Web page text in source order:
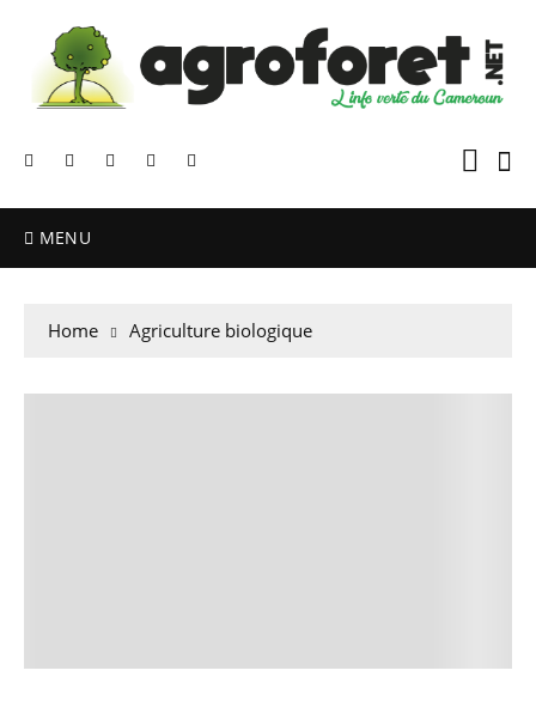
MENU
Home Agriculture biologique